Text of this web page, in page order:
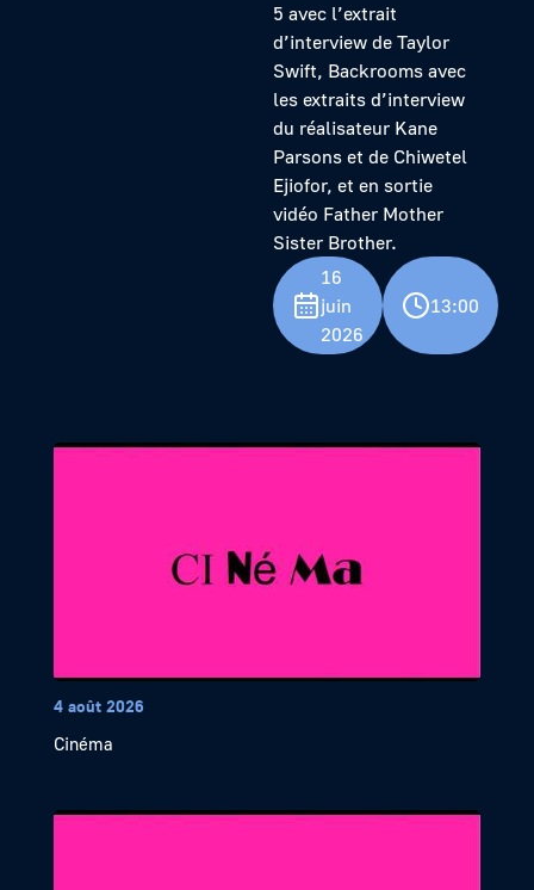
5 avec l’extrait
d’interview de Taylor
Swift, Backrooms avec
les extraits d’interview
du réalisateur Kane
Parsons et de Chiwetel
Ejiofor, et en sortie
vidéo Father Mother
Sister Brother.
16
juin
2026
13:00
4 août 2026
Cinéma